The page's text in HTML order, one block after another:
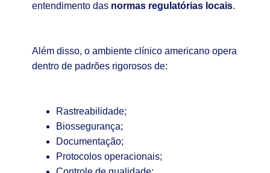
entendimento das normas regulatórias locais.
Além disso, o ambiente clínico americano opera
dentro de padrões rigorosos de:
Rastreabilidade;
Biossegurança;
Documentação;
Protocolos operacionais;